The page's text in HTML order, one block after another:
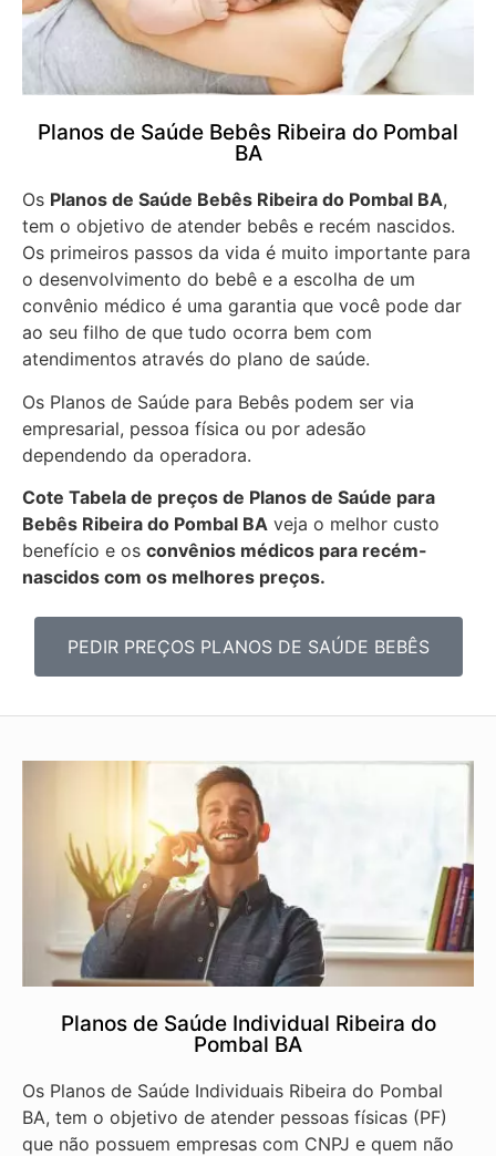
Planos de Saúde Bebês Ribeira do Pombal
BA
Os Planos de Saúde Bebês Ribeira do Pombal BA,
tem o objetivo de atender bebês e recém nascidos.
Os primeiros passos da vida é muito importante para
o desenvolvimento do bebê e a escolha de um
convênio médico é uma garantia que você pode dar
ao seu filho de que tudo ocorra bem com
atendimentos através do plano de saúde.
Os Planos de Saúde para Bebês podem ser via
empresarial, pessoa física ou por adesão
dependendo da operadora.
Cote Tabela de preços de Planos de Saúde para
Bebês Ribeira do Pombal BA veja o melhor custo
benefício e os convênios médicos para recém-
nascidos com os melhores preços.
PEDIR PREÇOS PLANOS DE SAÚDE BEBÊS
Planos de Saúde Individual Ribeira do
Pombal BA
Os Planos de Saúde Individuais Ribeira do Pombal
BA, tem o objetivo de atender pessoas físicas (PF)
que não possuem empresas com CNPJ e quem não